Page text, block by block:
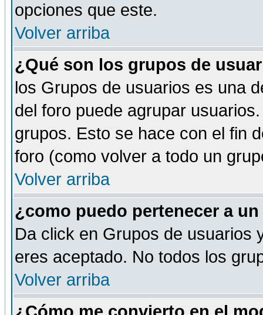
opciones que este.
Volver arriba
¿Qué son los grupos de
los Grupos de usuarios es una
del foro puede agrupar
grupos. Esto se hace con el fin
foro (como volver a todo un
Volver arriba
¿como puedo pertenecer a
Da click en Grupos de usuarios
eres aceptado. No todos los
Volver arriba